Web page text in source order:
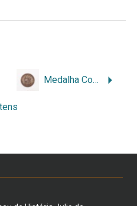
Medalha Comemorativa do Congresso Eucarístico Diocesano de Caxias do Sul